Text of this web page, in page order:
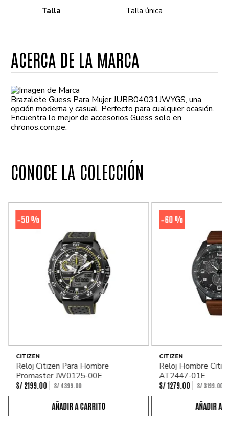
Talla
Talla única
ACERCA DE LA MARCA
Brazalete Guess Para Mujer JUBB04031JWYGS, una
opción moderna y casual. Perfecto para cualquier ocasión.
Encuentra lo mejor de accesorios Guess solo en
chronos.com.pe.
CONOCE LA COLECCIÓN
-50 %
CITIZEN
Reloj Citizen Para Hombre
Promaster JW0125-00E
S/ 2199. 00 S/4399.00
-60 %
CITIZEN
Reloj Hombre
AT2447-01E
S/ 1279 00 S/3199.00